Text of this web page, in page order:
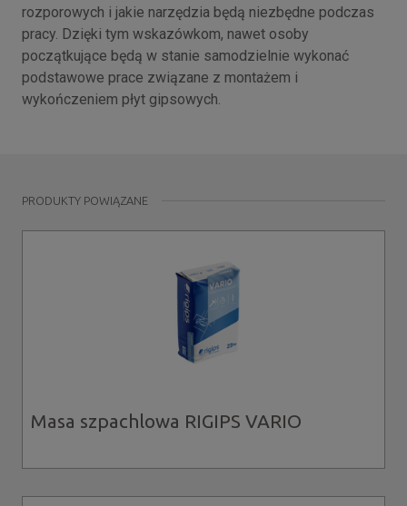
rozporowych i jakie narzędzia będą niezbędne podczas
pracy. Dzięki tym wskazówkom, nawet osoby
początkujące będą w stanie samodzielnie wykonać
podstawowe prace związane z montażem i
wykończeniem płyt gipsowych.
PRODUKTY POWIĄZANE
Masa szpachlowa RIGIPS VARIO